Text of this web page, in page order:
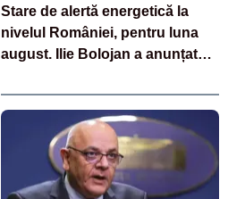
Stare de alertă energetică la
nivelul României, pentru luna
august. Ilie Bolojan a anunțat
VIDEO